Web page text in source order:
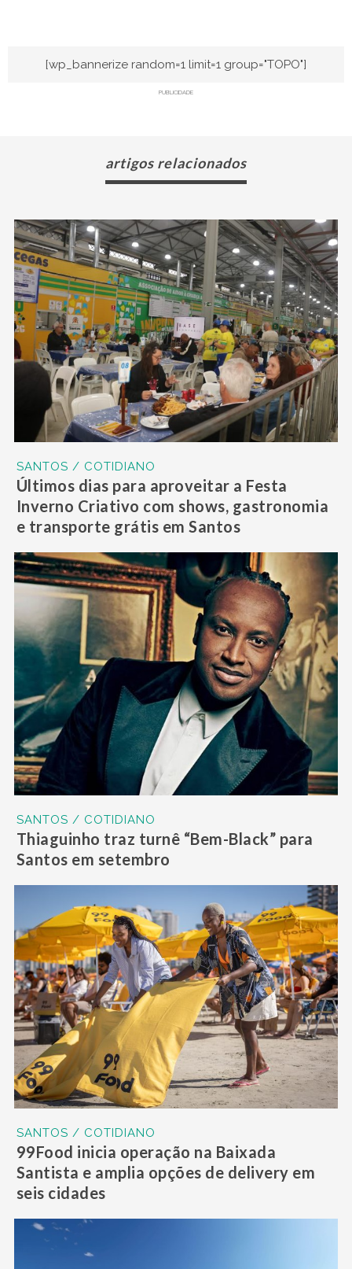
[wp_bannerize random=1 limit=1 group="TOPO"]
PUBLICIDADE
artigos relacionados
SANTOS / COTIDIANO
Últimos dias para aproveitar a Festa
Inverno Criativo com shows, gastronomia
e transporte grátis em Santos
SANTOS / COTIDIANO
Thiaguinho traz turnê “Bem-Black” para
Santos em setembro
SANTOS / COTIDIANO
99Food inicia operação na Baixada
Santista e amplia opções de delivery em
seis cidades